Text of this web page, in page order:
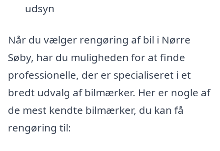
udsyn
Når du vælger rengøring af bil i Nørre
Søby, har du muligheden for at finde
professionelle, der er specialiseret i et
bredt udvalg af bilmærker. Her er nogle af
de mest kendte bilmærker, du kan få
rengøring til: